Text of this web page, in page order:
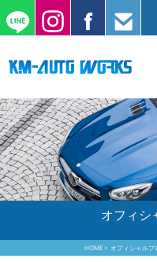
オフィシ
HOME オフィシャルブ